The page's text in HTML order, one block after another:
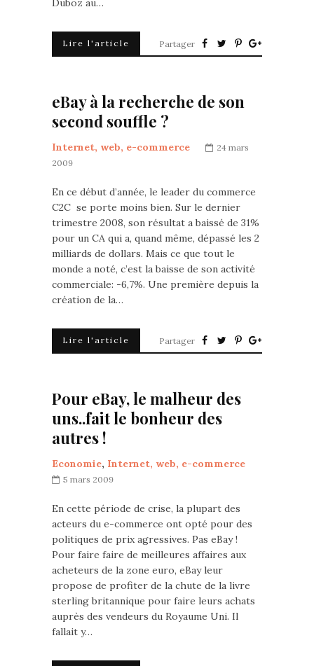
Duboz au…
Lire l'article Partager
eBay à la recherche de son
second souffle ?
Internet, web, e-commerce
24 mars
2009
En ce début d’année, le leader du commerce
C2C se porte moins bien. Sur le dernier
trimestre 2008, son résultat a baissé de 31%
pour un CA qui a, quand même, dépassé les 2
milliards de dollars. Mais ce que tout le
monde a noté, c’est la baisse de son activité
commerciale: -6,7%. Une première depuis la
création de la…
Lire l'article Partager
Pour eBay, le malheur des
uns..fait le bonheur des
autres !
Economie, Internet, web, e-commerce
5 mars 2009
En cette période de crise, la plupart des
acteurs du e-commerce ont opté pour des
politiques de prix agressives. Pas eBay !
Pour faire faire de meilleures affaires aux
acheteurs de la zone euro, eBay leur
propose de profiter de la chute de la livre
sterling britannique pour faire leurs achats
auprès des vendeurs du Royaume Uni. Il
fallait y…